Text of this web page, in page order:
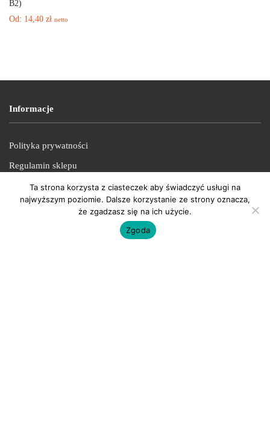
B2)
Od: 14,40 zł netto
Informacje
Polityka prywatności
Regulamin sklepu
Wysyłka i płatność
Kontakt
Ta strona korzysta z ciasteczek aby świadczyć usługi na
najwyższym poziomie. Dalsze korzystanie ze strony oznacza,
że zgadzasz się na ich użycie.
Zgoda